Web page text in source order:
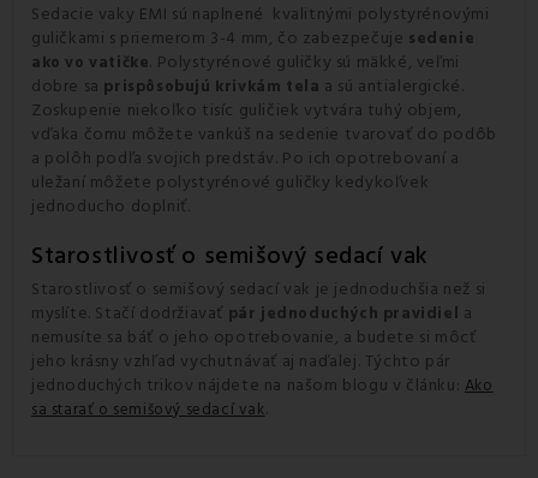
Sedacie vaky EMI sú naplnené kvalitnými polystyrénovými
guličkami s priemerom 3-4 mm, čo zabezpečuje sedenie
ako vo vatičke. Polystyrénové guličky sú mäkké, veľmi
dobre sa prispôsobujú krivkám tela a sú antialergické.
Zoskupenie niekoľko tisíc guličiek vytvára tuhý objem,
vďaka čomu môžete vankúš na sedenie tvarovať do podôb
a polôh podľa svojich predstáv. Po ich opotrebovaní a
uležaní môžete polystyrénové guličky kedykoľvek
jednoducho doplniť.
Starostlivosť o semišový sedací vak
Starostlivosť o semišový sedací vak je jednoduchšia než si
myslíte. Stačí dodržiavať pár jednoduchých pravidiel a
nemusíte sa báť o jeho opotrebovanie, a budete si môcť
jeho krásny vzhľad vychutnávať aj naďalej. Týchto pár
jednoduchých trikov nájdete na našom blogu v článku: Ako
sa starať o semišový sedací vak.